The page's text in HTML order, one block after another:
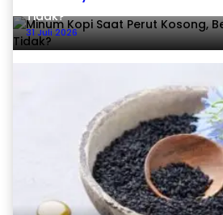
Tidak?
31 Juli 2026